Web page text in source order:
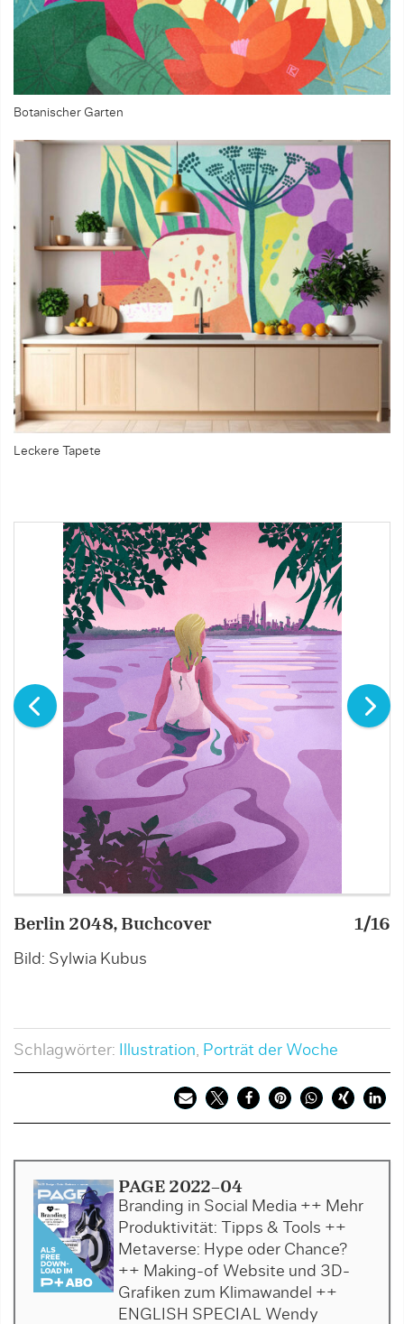
Botanischer Garten
Leckere Tapete
Berlin 2048, Buchcover
Bild: Sylwia Kubus
1/16
Schlagwörter: Illustration, Porträt der Woche
PAGE 2022-04
Branding in Social Media ++ Mehr
Produktivität: Tipps & Tools ++
Metaverse: Hype oder Chance?
++ Making-of Website und 3D-
Grafiken zum Klimawandel ++
ENGLISH SPECIAL Wendy